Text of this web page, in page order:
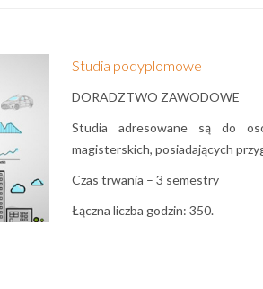
Studia podyplomowe
DORADZTWO ZAWODOWE
Studia adresowane są do
magisterskich, posiadających
Czas trwania – 3 semestry
Łączna liczba godzin: 350.